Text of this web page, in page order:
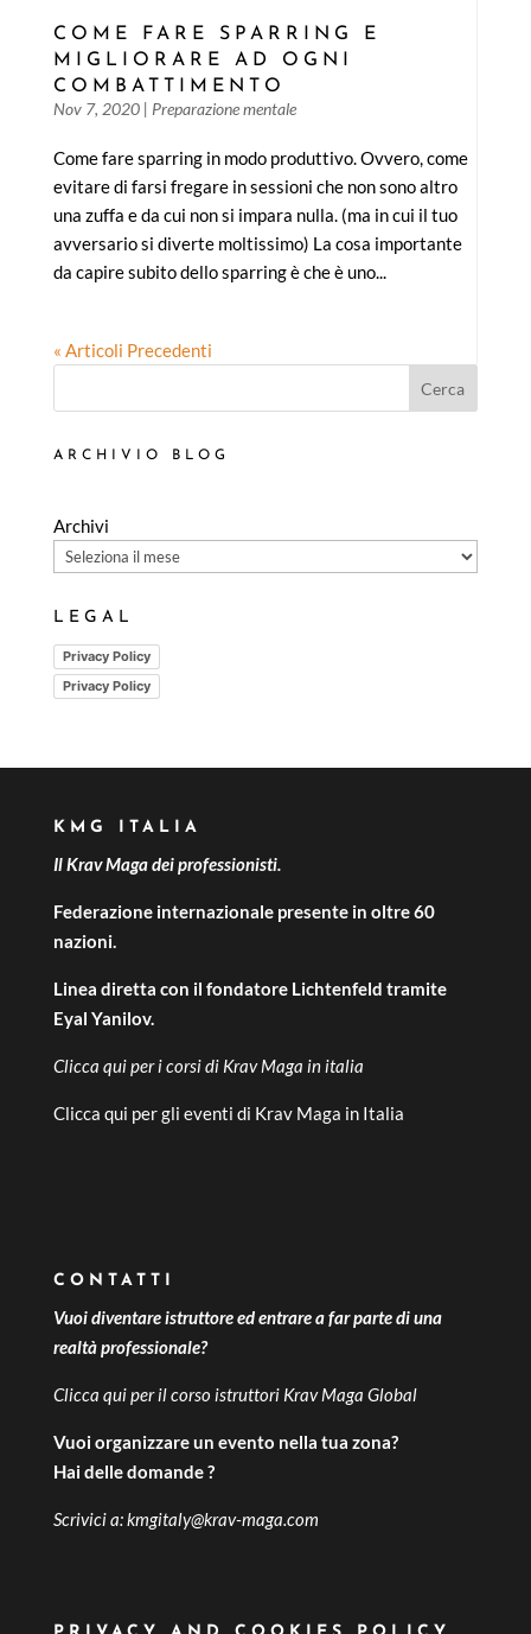
COME FARE SPARRING E
MIGLIORARE AD OGNI
COMBATTIMENTO
Nov 7, 2020| Preparazione mentale
Come fare sparring in modo produttivo. Ovvero, come
evitare di farsi fregare in sessioni che non sono altro
una zuffa e da cui non si impara nulla. (ma in cui il tuo
avversario si diverte moltissimo) La cosa importante
da capire subito dello sparring è che è uno...
« Articoli Precedenti
Cerca
ARCHIVIO BLOG
Archivi
LEGAL
Privacy Policy
Privacy Policy
KMG ITALIA
Il Krav Maga dei professionisti.
Federazione internazionale presente in oltre 60
nazioni.
Linea diretta con il fondatore Lichtenfeld tramite
Eyal Yanilov.
Clicca qui per icorsi di Krav Maga in italia
Clicca qui per gli eventi di Krav Maga in Italia
CONTATTI
Vuoi diventare istruttore ed entrare a far parte di una
realtà professionale?
Clicca qui per ilcorso istruttori Krav Maga Global
Vuoi organizzare un evento nella tua zona?
Hai delle domande ?
Scrivici a:kmgitaly@krav-maga.com